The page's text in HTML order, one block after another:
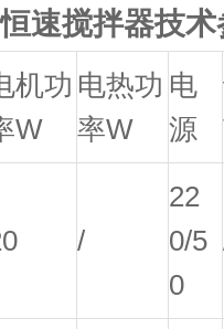
速搅拌器技
机功
W
电热功
率W
电
源
/
22
0/5
0